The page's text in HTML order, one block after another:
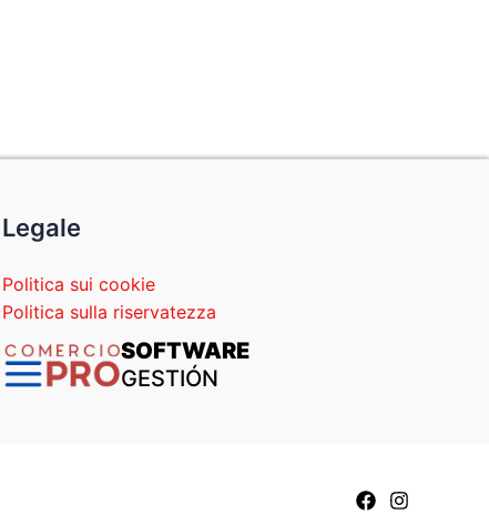
Legale
Politica sui cookie
Politica sulla riservatezza
SOFTWARE
GESTIÓN